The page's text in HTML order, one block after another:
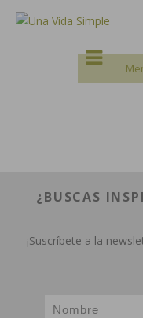
¿BUSCAS
¡Suscríbete a la